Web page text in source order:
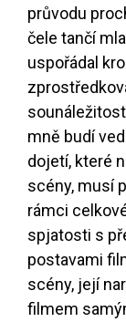
průvodu
čele tančí
uspořádal
mně budí
dojetí, které
scény, musí
rámci
spjatosti s
postavami
scény, její
filmem